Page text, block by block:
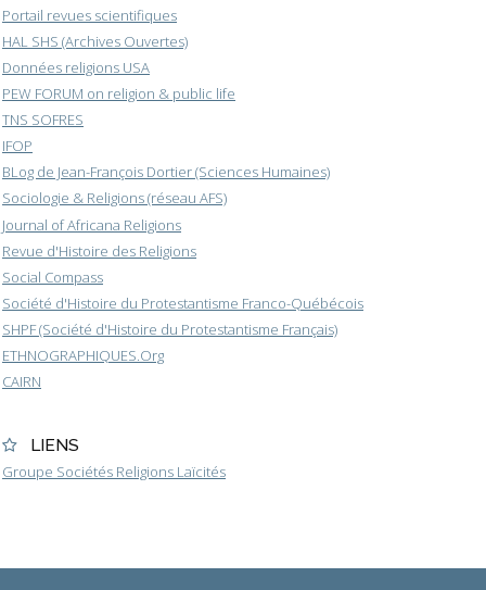
Portail revues scientifiques
HAL SHS (Archives Ouvertes)
Données religions USA
PEW FORUM on religion & public life
TNS SOFRES
IFOP
BLog de Jean-François Dortier (Sciences Humaines)
Sociologie & Religions (réseau AFS)
Journal of Africana Religions
Revue d'Histoire des Religions
Social Compass
Société d'Histoire du Protestantisme Franco-Québécois
SHPF (Société d'Histoire du Protestantisme Français)
ETHNOGRAPHIQUES.Org
CAIRN
LIENS
Groupe Sociétés Religions Laïcités